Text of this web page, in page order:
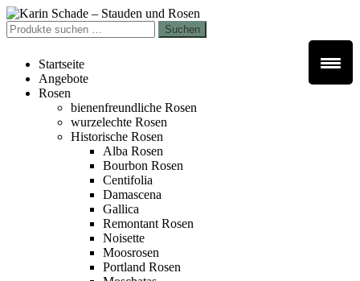
Zur
Navigation
springen
Zum
Inhalt
springen
Suchen
nach:
Suchen
Startseite
Angebote
Rosen
bienenfreundliche Rosen
wurzelechte Rosen
Historische Rosen
Alba Rosen
Bourbon Rosen
Centifolia
Damascena
Gallica
Remontant Rosen
Noisette
Moosrosen
Portland Rosen